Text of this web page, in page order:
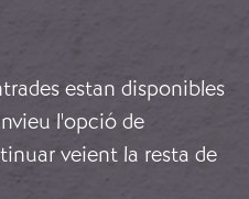
estan disponibles
l'opció de
veient la resta de